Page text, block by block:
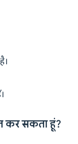
कर सकता हूं?